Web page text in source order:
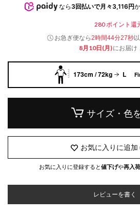
なら 3回払いで月々3,116円
280 ポイント還
お急ぎ便なら2時間44分26秒
8月10日(月)にお届け
173cm / 72kg L
サイズ・色
お気に入りに追加
お気に入りに登録すると値下げや再入荷
レビューを書く